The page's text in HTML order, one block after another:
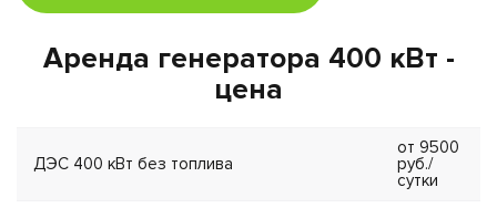
Аренда генератора 400 кВт -
цена
ДЭС 400 кВт без топлива
от 9500
руб./
сутки